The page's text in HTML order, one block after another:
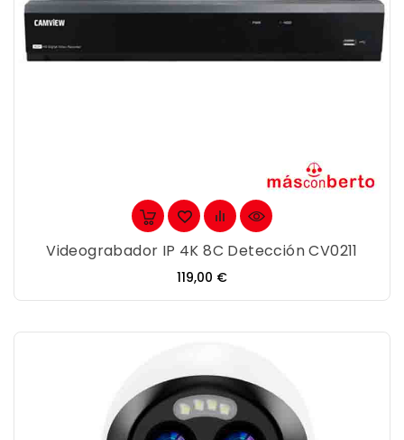
Videograbador IP 4K 8C Detección CV0211
Precio
119,00 €